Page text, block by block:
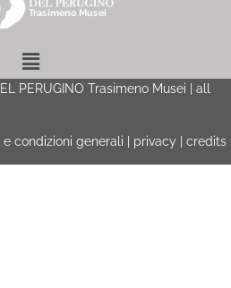
Menu
PERUGINO Trasimeno Musei | all
e condizioni generali privacy credits